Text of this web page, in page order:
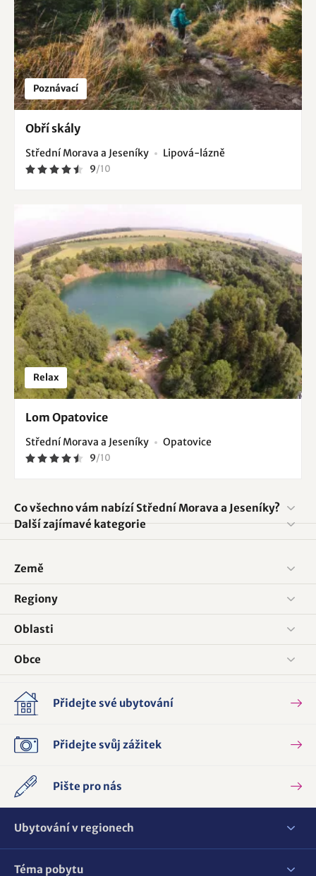
Poznávací
Obří skály
Střední Morava a Jeseníky Lipová-lázně
9/10
Relax
Lom Opatovice
Střední Morava a Jeseníky Opatovice
9/10
Co všechno vám nabízí Střední Morava a Jeseníky?
Další zajímavé kategorie
Země
Regiony
Oblasti
Obce
Přidejte své ubytování
Přidejte svůj zážitek
Pište pro nás
Ubytování v regionech
Téma pobytu